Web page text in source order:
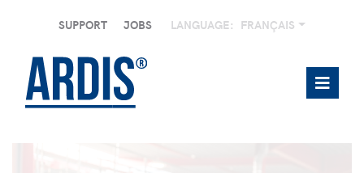
SUPPORT JOBS LANGUAGE: FRANÇAIS